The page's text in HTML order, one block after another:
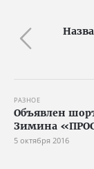
РАЗНОЕ
Объявлен
Зимина
5 октября 2016